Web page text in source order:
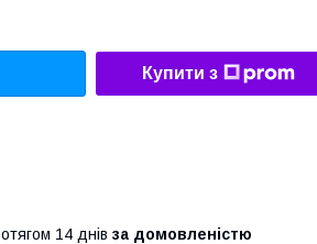
Купити з
14 днів за домовленістю